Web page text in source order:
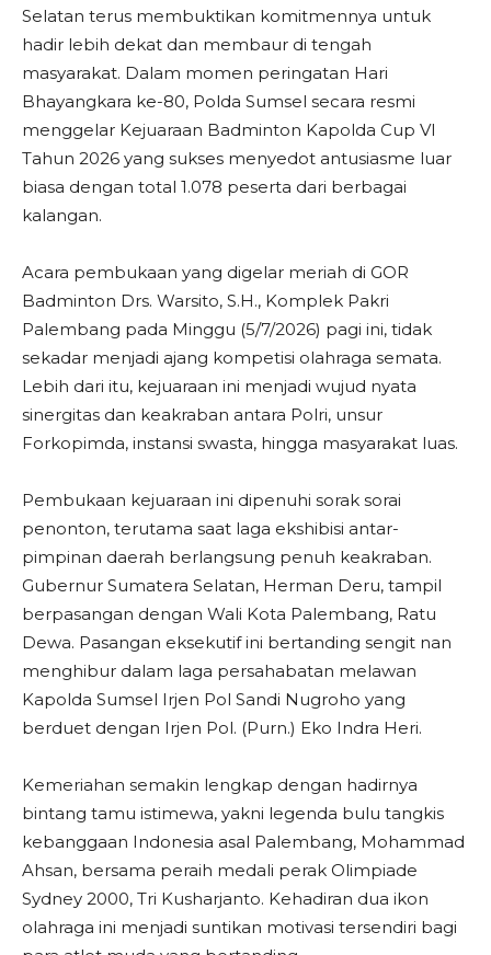
Selatan terus membuktikan komitmennya untuk
hadir lebih dekat dan membaur di tengah
masyarakat. Dalam momen peringatan Hari
Bhayangkara ke-80, Polda Sumsel secara resmi
menggelar Kejuaraan Badminton Kapolda Cup VI
Tahun 2026 yang sukses menyedot antusiasme luar
biasa dengan total 1.078 peserta dari berbagai
kalangan.
​Acara pembukaan yang digelar meriah di GOR
Badminton Drs. Warsito, S.H., Komplek Pakri
Palembang pada Minggu (5/7/2026) pagi ini, tidak
sekadar menjadi ajang kompetisi olahraga semata.
Lebih dari itu, kejuaraan ini menjadi wujud nyata
sinergitas dan keakraban antara Polri, unsur
Forkopimda, instansi swasta, hingga masyarakat luas.
​Pembukaan kejuaraan ini dipenuhi sorak sorai
penonton, terutama saat laga ekshibisi antar-
pimpinan daerah berlangsung penuh keakraban.
Gubernur Sumatera Selatan, Herman Deru, tampil
berpasangan dengan Wali Kota Palembang, Ratu
Dewa. Pasangan eksekutif ini bertanding sengit nan
menghibur dalam laga persahabatan melawan
Kapolda Sumsel Irjen Pol Sandi Nugroho yang
berduet dengan Irjen Pol. (Purn.) Eko Indra Heri.
​Kemeriahan semakin lengkap dengan hadirnya
bintang tamu istimewa, yakni legenda bulu tangkis
kebanggaan Indonesia asal Palembang, Mohammad
Ahsan, bersama peraih medali perak Olimpiade
Sydney 2000, Tri Kusharjanto. Kehadiran dua ikon
olahraga ini menjadi suntikan motivasi tersendiri bagi